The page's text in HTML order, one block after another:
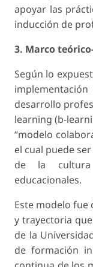
apoyar las
inducción de
3. Marco
Según lo
desarrollo
learning (b-
“modelo
el cual puede
de la cultura
educacionales.
Este modelo fue
y trayectoria
de la
de formación